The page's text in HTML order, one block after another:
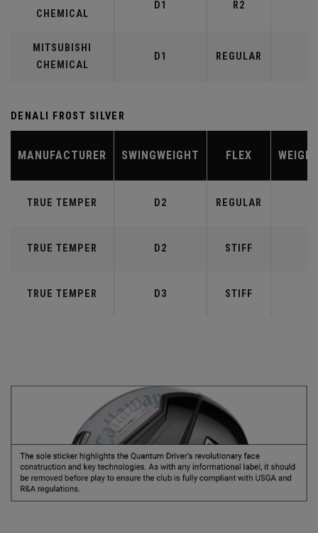
CHEMICAL
D1 R2
MITSUBISHI
CHEMICAL
D1 REGULAR
DENALI FROST SILVER
MANUFACTURER SWINGWEIGHT FLEX
TRUE TEMPER D2 REGULAR
TRUE TEMPER D2 STIFF
TRUE TEMPER D3 STIFF